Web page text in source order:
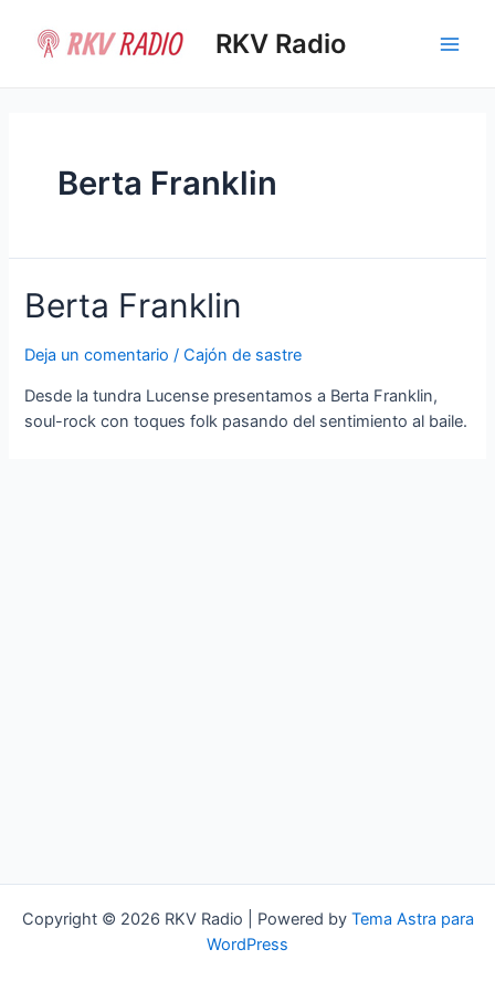
contenido
RKV Radio
Berta Franklin
Berta Franklin
Deja un comentario /Cajón de sastre
Desde la tundra Lucense presentamos a Berta Franklin,
soul-rock con toques folk pasando del sentimiento al baile.
Copyright © 2026 RKV Radio | Powered by Tema Astra para
WordPress